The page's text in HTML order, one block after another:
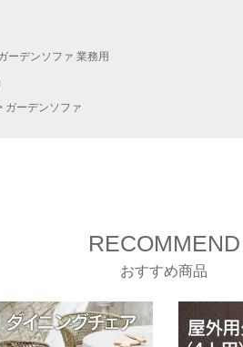
ーデンソファ 業務用
ガーデンソファ
RECOMMEND
おすすめ商品